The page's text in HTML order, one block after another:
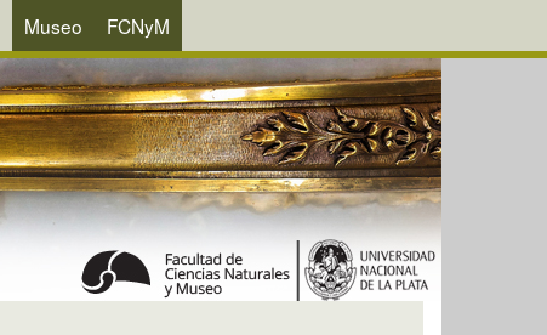
Museo FCNyM